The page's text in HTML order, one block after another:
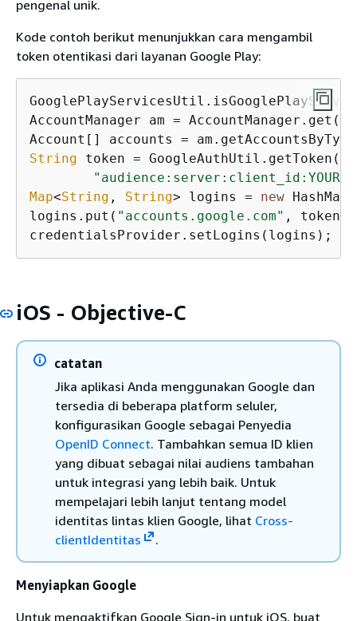
pengenal unik.
Kode contoh berikut menunjukkan cara mengambil
token otentikasi dari layanan Google Play:
AccountManager am = AccountManager.get(
String token =
Map<String , String> logins = new HashMap<
logins.put( "accounts.google.com" , token);
iOS - Objective-C
catatan
Jika aplikasi Anda menggunakan Google dan
tersedia di beberapa platform seluler,
konfigurasikan Google sebagai Penyedia
OpenID Connect. Tambahkan semua ID klien
yang dibuat sebagai nilai audiens tambahan
untuk integrasi yang lebih baik. Untuk
mempelajari lebih lanjut tentang model
identitas lintas klien Google, lihat Cross-
clientIdentitas
.
Menyiapkan Google
Untuk mengaktifkan Google Sign-in untuk iOS, buat